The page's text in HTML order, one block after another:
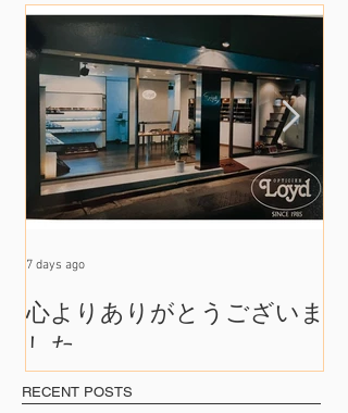
RECENT POSTS
心よりありがとうございま
した
7 days ago